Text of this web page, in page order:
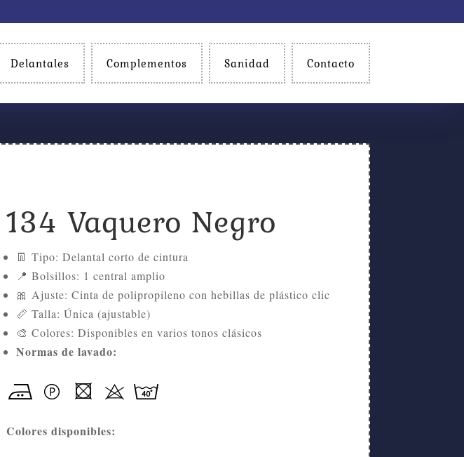
Delantales Complementos Sanidad Contacto
134 Vaquero Negro
👖 Tipo: Delantal corto de cintura
📍 Bolsillos: 1 central amplio
🎀 Ajuste: Cinta de polipropileno con hebillas de plástico clic
📏 Talla: Única (ajustable)
🎨 Colores: Disponibles en varios tonos clásicos
Normas de lavado:
Colores disponibles: